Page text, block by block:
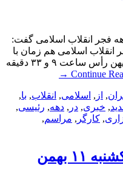
فجر انقلاب اسلامی گفت:
اسلامی هم زمان با
لحظه تاریخی ورود حضرت امام به میهن رأس ساعت ۹ و ۳۳ دقیقه
Continue
→
, از , اسلامی, انقلاب, با,
, خبری, در , دهه, رئیسی,
, کارگر , مراسم,
روزنامه جهان اقتصاد : یکشنبه‌ ۱۱ بهمن